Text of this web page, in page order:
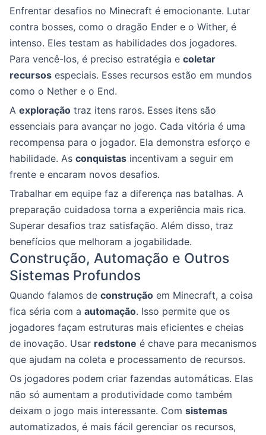
Enfrentar desafios no Minecraft é emocionante. Lutar
contra bosses, como o dragão Ender e o Wither, é
intenso. Eles testam as habilidades dos jogadores.
Para vencê-los, é preciso estratégia e coletar
recursos especiais. Esses recursos estão em mundos
como o Nether e o End.
A exploração traz itens raros. Esses itens são
essenciais para avançar no jogo. Cada vitória é uma
recompensa para o jogador. Ela demonstra esforço e
habilidade. As conquistas incentivam a seguir em
frente e encaram novos desafios.
Trabalhar em equipe faz a diferença nas batalhas. A
preparação cuidadosa torna a experiência mais rica.
Superar desafios traz satisfação. Além disso, traz
benefícios que melhoram a jogabilidade.
Construção, Automação e Outros
Sistemas Profundos
Quando falamos de construção em Minecraft, a coisa
fica séria com a automação. Isso permite que os
jogadores façam estruturas mais eficientes e cheias
de inovação. Usar redstone é chave para mecanismos
que ajudam na coleta e processamento de recursos.
Os jogadores podem criar fazendas automáticas. Elas
não só aumentam a produtividade como também
deixam o jogo mais interessante. Com sistemas
automatizados, é mais fácil gerenciar os recursos,